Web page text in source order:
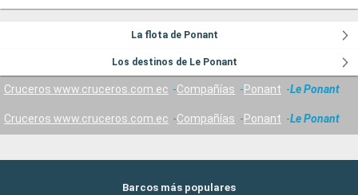
La flota de Ponant
Los destinos de Le Ponant
Cruceros www.cruceros.com.ec Compañías Ponant Le Ponant
Cruceros www.cruceros.com.ec Compañías Ponant Le Ponant
Barcos más populares